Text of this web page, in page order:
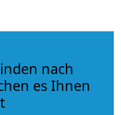
nach
es Ihnen